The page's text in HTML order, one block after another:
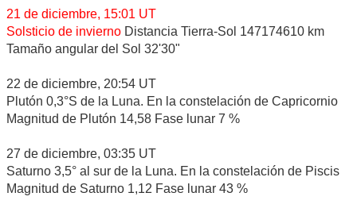
21 de diciembre, 15:01 UT
Solsticio de invierno Distancia Tierra-Sol 147174610 km
Tamaño angular del Sol 32'30"
22 de diciembre, 20:54 UT
Plutón 0,3°S de la Luna. En la constelación de Capricornio
Magnitud de Plutón 14,58 Fase lunar 7 %
27 de diciembre, 03:35 UT
Saturno 3,5° al sur de la Luna. En la constelación de Piscis
Magnitud de Saturno 1,12 Fase lunar 43 %